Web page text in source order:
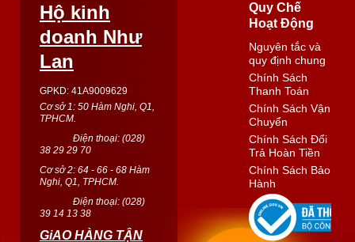
Hộ kinh
doanh Như
Lan
GPKD: 41A9009629
Cơ sở 1: 50 Hàm Nghi, Q1,
TPHCM.
Điện thoại: (028)
38 29 29 70
Cơ sở 2: 64 - 66 - 68 Hàm
Nghi, Q1, TPHCM.
Điện thoại: (028)
39 14 13 38
GiAO HÀNG TẬN
Quy Chế
Hoạt Động
Nguyên tắc và
quy định chung
Chính Sách
Thanh Toán
Chính Sách Vận
Chuyển
Chính Sách Đổi
Trả Hoàn Tiền
Chính Sách Bảo
Hành